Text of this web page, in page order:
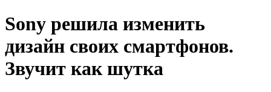
Sony решила изменить
дизайн своих смартфонов.
Звучит как шутка